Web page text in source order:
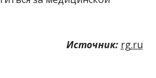
Источник: rg.ru